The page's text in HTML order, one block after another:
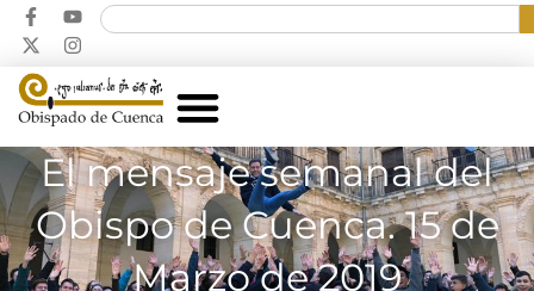
El mensaje semanal del
Obispo de Cuenca. 15 de
Marzo de 2019